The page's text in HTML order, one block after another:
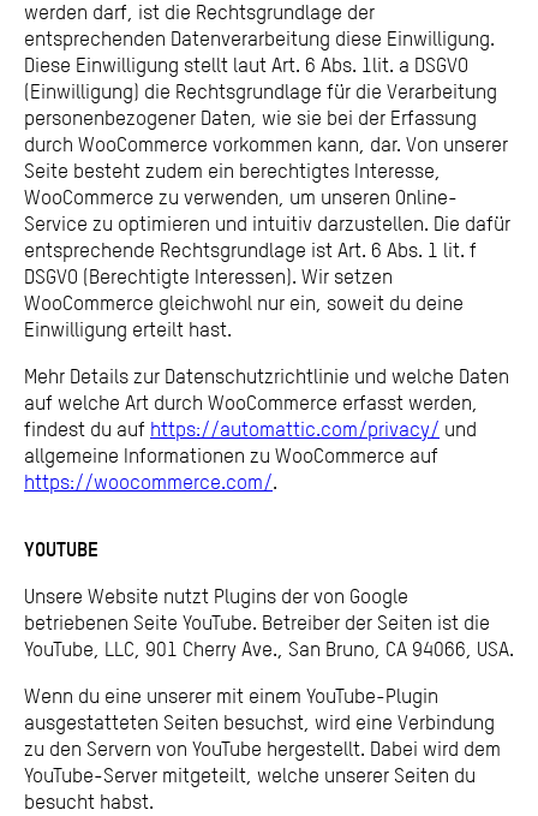
werden darf, ist die Rechtsgrundlage der
entsprechenden Datenverarbeitung diese Einwilligung.
Diese Einwilligung stellt laut Art. 6 Abs. 1lit. a DSGVO
(Einwilligung) die Rechtsgrundlage für die Verarbeitung
personenbezogener Daten, wie sie bei der Erfassung
durch WooCommerce vorkommen kann, dar. Von unserer
Seite besteht zudem ein berechtigtes Interesse,
WooCommerce zu verwenden, um unseren Online-
Service zu optimieren und intuitiv darzustellen. Die dafür
entsprechende Rechtsgrundlage ist Art. 6 Abs. 1 lit. f
DSGVO (Berechtigte Interessen). Wir setzen
WooCommerce gleichwohl nur ein, soweit du deine
Einwilligung erteilt hast.
Mehr Details zur Datenschutzrichtlinie und welche Daten
auf welche Art durch WooCommerce erfasst werden,
findest du auf https://automattic.com/privacy/ und
allgemeine Informationen zu WooCommerce auf
https://woocommerce.com/.
YOUTUBE
Unsere Website nutzt Plugins der von Google
betriebenen Seite YouTube. Betreiber der Seiten ist die
YouTube, LLC, 901 Cherry Ave., San Bruno, CA 94066, USA.
Wenn du eine unserer mit einem YouTube-Plugin
ausgestatteten Seiten besuchst, wird eine Verbindung
zu den Servern von YouTube hergestellt. Dabei wird dem
YouTube-Server mitgeteilt, welche unserer Seiten du
besucht habst.